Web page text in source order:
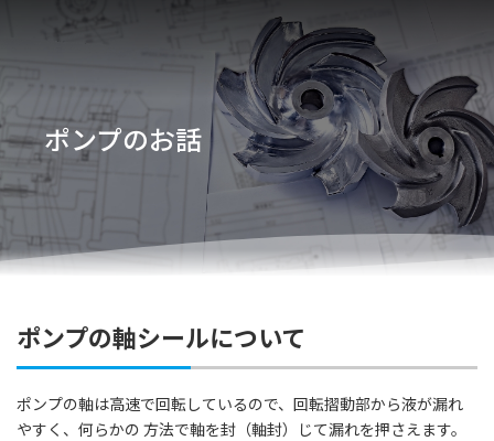
ポンプのお話
ポンプの軸シールについて
ポンプの軸は高速で回転しているので、回転摺動部から液が漏れ
やすく、何らかの 方法で軸を封（軸封）じて漏れを押さえます。